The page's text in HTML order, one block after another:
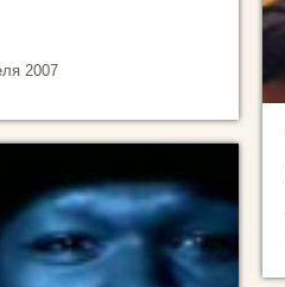
2007